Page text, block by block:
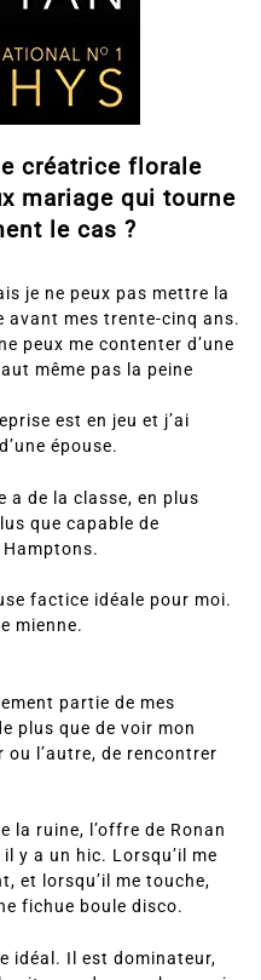
créatrice florale
mariage qui tourne
le cas ?
je ne peux pas mettre la
avant mes trente-cinq ans.
peux me contenter d’une
même pas la peine
est en jeu et j’ai
épouse.
a de la classe, en plus
que capable de
Hamptons.
factice idéale pour moi.
mienne.
partie de mes
plus que de voir mon
l’autre, de rencontrer
la ruine, l’offre de Ronan
y a un hic. Lorsqu’il me
et lorsqu’il me touche,
fichue boule disco.
idéal. Il est dominateur,